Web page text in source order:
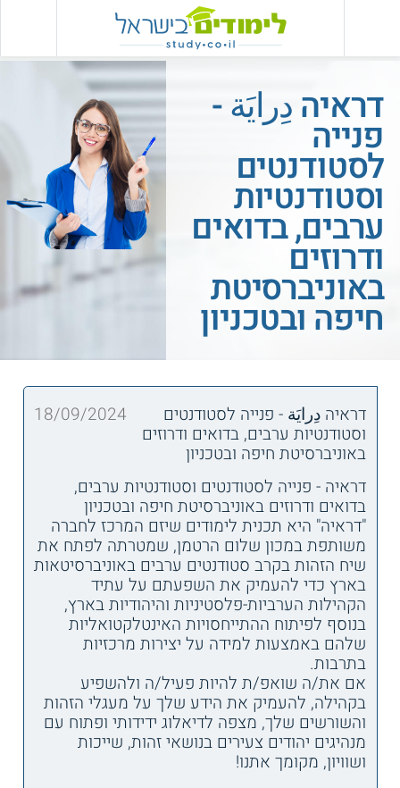
דראיה دِرايَة -
פנייה
לסטודנטים
וסטודנטיות
ערבים, בדואים
ודרוזים
באוניברסיטת
חיפה ובטכניון
דראיה دِرايَة - פנייה לסטודנטים
וסטודנטיות ערבים, בדואים ודרוזים
באוניברסיטת חיפה ובטכניון
18/09/2024
דראיה - פנייה לסטודנטים וסטודנטיות ערבים,
בדואים ודרוזים באוניברסיטת חיפה ובטכניון
"דראיה" היא תכנית לימודים שיזם המרכז לחברה
משותפת במכון שלום הרטמן, שמטרתה לפתח את
שיח הזהות בקרב סטודנטים ערבים באוניברסיטאות
בארץ כדי להעמיק את השפעתם על עתיד
הקהילות הערביות-פלסטיניות והיהודיות בארץ,
בנוסף לפיתוח ההתייחסויות האינטלקטואליות
שלהם באמצעות למידה על יצירות מרכזיות
בתרבות.
אם את/ה שואפ/ת להיות פעיל/ה ולהשפיע
בקהילה, להעמיק את הידע שלך על מעגלי הזהות
והשורשים שלך, מצפה לדיאלוג ידידותי ופתוח עם
מנהיגים יהודים צעירים בנושאי זהות, שייכות
ושוויון, מקומך אתנו!